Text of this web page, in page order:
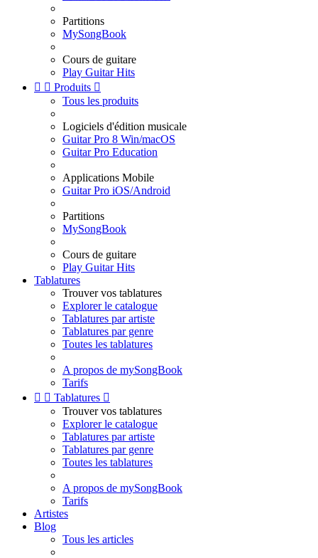
Partitions
MySongBook
Cours de guitare
Play Guitar Hits
  Produits 
Tous les produits
Logiciels d'édition musicale
Guitar Pro 8 Win/macOS
Guitar Pro Education
Applications Mobile
Guitar Pro iOS/Android
Partitions
MySongBook
Cours de guitare
Play Guitar Hits
Tablatures
Trouver vos tablatures
Explorer le catalogue
Tablatures par artiste
Tablatures par genre
Toutes les tablatures
A propos de mySongBook
Tarifs
  Tablatures 
Trouver vos tablatures
Explorer le catalogue
Tablatures par artiste
Tablatures par genre
Toutes les tablatures
A propos de mySongBook
Tarifs
Artistes
Blog
Tous les articles